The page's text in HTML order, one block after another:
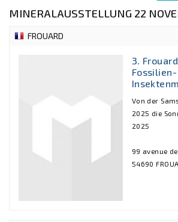
MINERALAUSSTELLUNG 22
FROUARD
3.
Fossilien-
Von der
2025 die
2025
99 avenue
54690